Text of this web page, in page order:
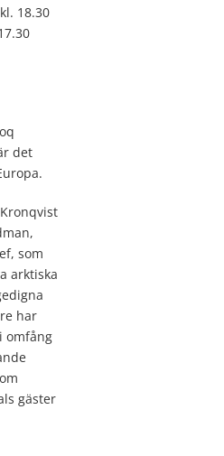
18.30
det
som
arktiska
har
omfång
gäster